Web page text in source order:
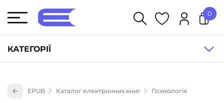
КАТЕГОРІЇ
Книги для дітей (835)
0
EPUB Каталог електронних книг Психологія